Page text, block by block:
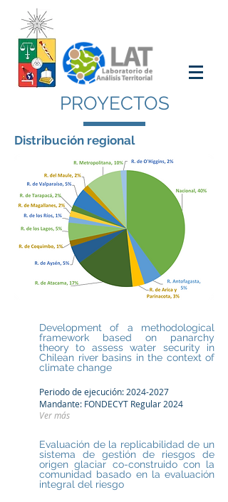
PROYECTOS
Distribución regional
Development of a methodological
framework based on panarchy
theory to assess water security in
Chilean river basins in the context of
climate change
Periodo de ejecución: 2024-2027
Mandante: FONDECYT Regular 2024
Ver más
Evaluación de la replicabilidad de un
sistema de gestión de riesgos de
origen glaciar co-construido con la
comunidad basado en la evaluación
integral del riesgo